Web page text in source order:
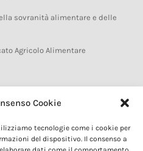
Cookie
tecnologie come i cookie per
del dispositivo. Il consenso a
sovranità alimentare e delle
Agricolo Alimentare